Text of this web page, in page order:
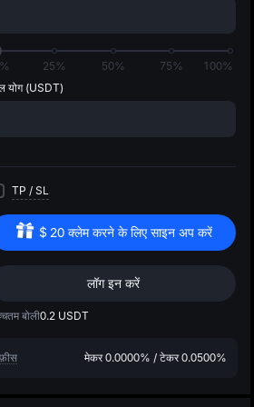
25% 50% 75%
100%
योग (USDT)
TP / SL
$ 20 क्लेम करने के लिए साइन अप करें
लॉग इन करें
बोली0.2 USDT
फ़ीस मेकर 0.0000% / टेकर 0.0500%